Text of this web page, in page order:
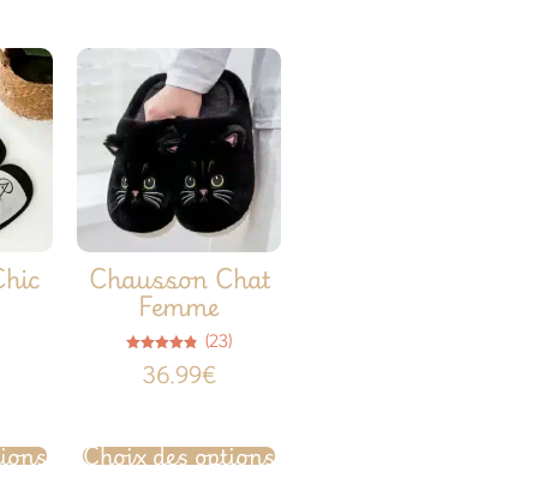
Chausson Chat
Femme
4.78
sur 5
(23)
36.99€
Choix des options